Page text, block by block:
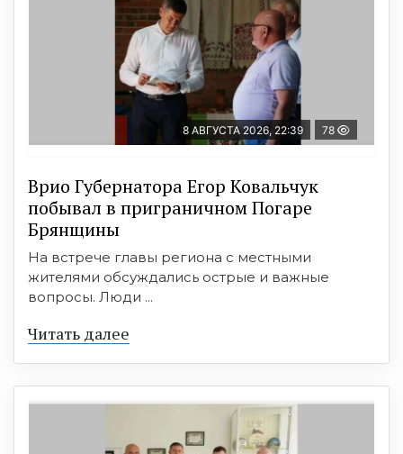
8 АВГУСТА 2026, 22:39 78
Врио Губернатора Егор Ковальчук
побывал в приграничном Погаре
Брянщины
На встрече главы региона с местными
жителями обсуждались острые и важные
вопросы. Люди ...
Читать далее